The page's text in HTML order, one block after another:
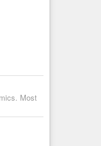
Most